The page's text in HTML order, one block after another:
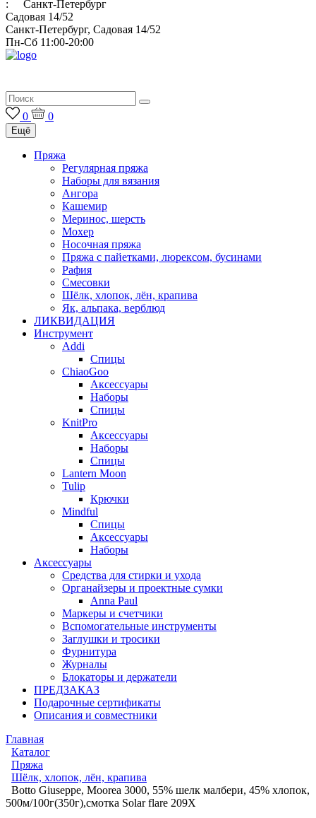
:
Санкт-Петербург
Садовая 14/52
Санкт-Петербург, Садовая 14/52
Пн-Сб 11:00-20:00
0 0
Ещё
Пряжа
Регулярная пряжа
Наборы для вязания
Ангора
Кашемир
Меринос, шерсть
Мохер
Носочная пряжа
Пряжа с пайетками, люрексом, бусинами
Рафия
Смесовки
Шёлк, хлопок, лён, крапива
Як, альпака, верблюд
ЛИКВИДАЦИЯ
Инструмент
Addi
Спицы
ChiaoGoo
Аксессуары
Наборы
Спицы
KnitPro
Аксессуары
Наборы
Спицы
Lantern Moon
Tulip
Крючки
Mindful
Спицы
Аксессуары
Наборы
Аксессуары
Средства для стирки и ухода
Органайзеры и проектные сумки
Anna Paul
Маркеры и счетчики
Вспомогательные инструменты
Заглушки и тросики
Фурнитура
Журналы
Блокаторы и держатели
ПРЕДЗАКАЗ
Подарочные сертификаты
Описания и совместники
Главная
Каталог
Пряжа
Шёлк, хлопок, лён, крапива
Botto Giuseppe, Moorea 3000, 55% шелк малбери, 45% хлопок,
500м/100г(350г),смотка Solar flare 209X